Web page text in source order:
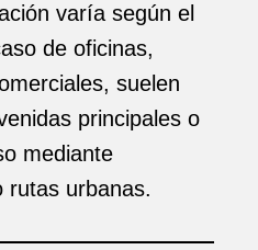
varía según el
de oficinas,
suelen
principales o
mediante
rutas urbanas.